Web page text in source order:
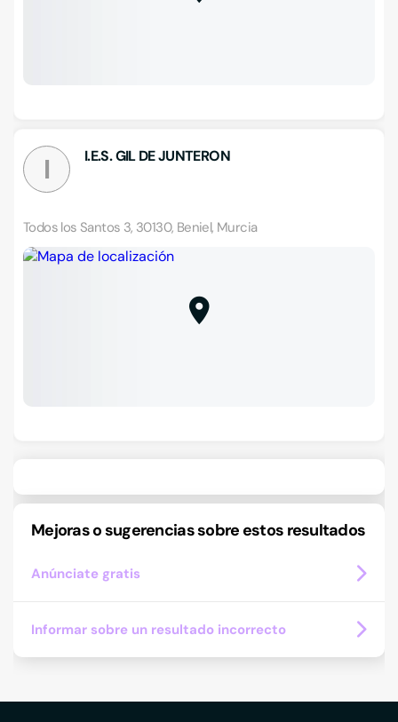
I I.E.S. GIL DE JUNTERON
Todos los Santos 3, 30130, Beniel, Murcia
Mejoras o sugerencias sobre estos resultados
Anúnciate gratis
Informar sobre un resultado incorrecto